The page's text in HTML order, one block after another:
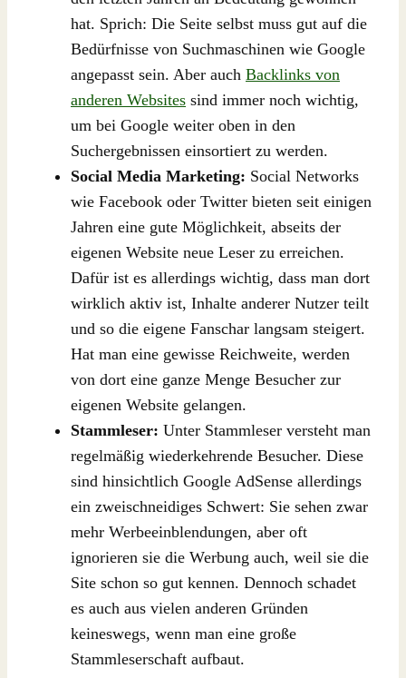
hat. Sprich: Die Seite selbst muss gut auf die
Bedürfnisse von Suchmaschinen wie Google
angepasst sein. Aber auch Backlinks von
anderen Websites sind immer noch wichtig,
um bei Google weiter oben in den
Suchergebnissen einsortiert zu werden.
Social Media Marketing: Social Networks
wie Facebook oder Twitter bieten seit einigen
Jahren eine gute Möglichkeit, abseits der
eigenen Website neue Leser zu erreichen.
Dafür ist es allerdings wichtig, dass man dort
wirklich aktiv ist, Inhalte anderer Nutzer teilt
und so die eigene Fanschar langsam steigert.
Hat man eine gewisse Reichweite, werden
von dort eine ganze Menge Besucher zur
eigenen Website gelangen.
Stammleser: Unter Stammleser versteht man
regelmäßig wiederkehrende Besucher. Diese
sind hinsichtlich Google AdSense allerdings
ein zweischneidiges Schwert: Sie sehen zwar
mehr Werbeeinblendungen, aber oft
ignorieren sie die Werbung auch, weil sie die
Site schon so gut kennen. Dennoch schadet
es auch aus vielen anderen Gründen
keineswegs, wenn man eine große
Stammleserschaft aufbaut.